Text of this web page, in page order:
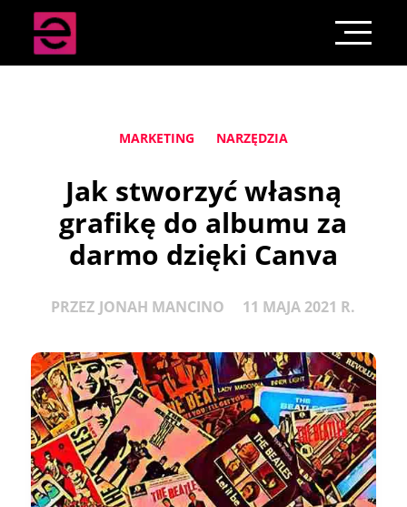
MARKETING NARZĘDZIA
Jak stworzyć własną
grafikę do albumu za
darmo dzięki Canva
PRZEZ JONAH MANCINO 11 MAJA 2021 R.